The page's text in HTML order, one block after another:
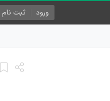
ورود ثبت نام